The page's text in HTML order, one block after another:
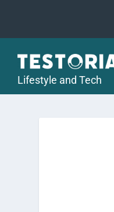
Lifestyle and Tech